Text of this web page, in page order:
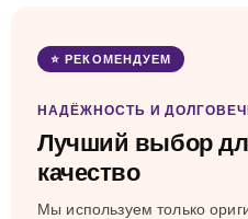
⭐ РЕКОМЕНДУЕМ
НАДЁЖНОСТЬ И
Лучший выбор
качество
Мы используем только